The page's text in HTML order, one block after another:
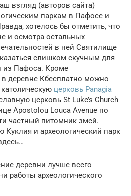
взгляд (авторов сайта)
паркам в Пафосе и
хотелось бы отметить, что
и осмотра остальных
в ней Святилище
слишком скучным для
из Пафоса. Кроме
в деревне Кбесплатно можно
церковь Panagia
церковь St Luke’s Church
Apostolou Louca Avenue по
частный питомник змей.
Куклия и археологический парк
деревни лучше всего
работы археологического